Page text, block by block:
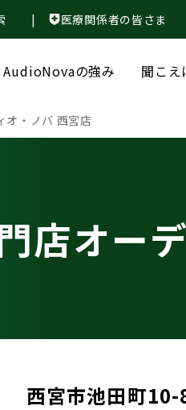
| 医療関係者の皆さま
AudioNovaの強み 聞こ
オ・ノバ 西宮店
店オー
西宮市池田町